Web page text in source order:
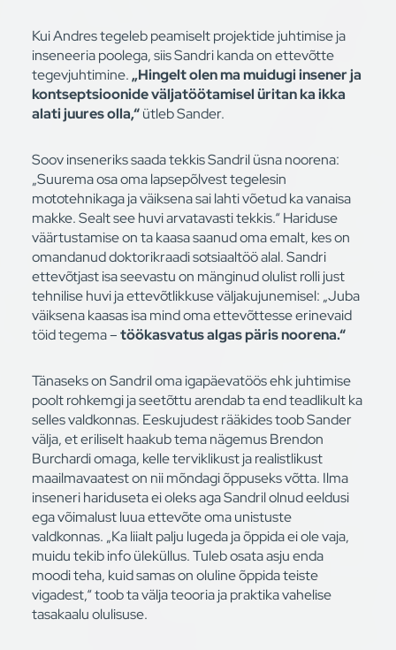
Kui Andres tegeleb peamiselt projektide juhtimise ja
inseneeria poolega, siis Sandri kanda on ettevõtte
tegevjuhtimine.„Hingelt olen ma muidugi insener ja
kontseptsioonide väljatöötamisel üritan ka ikka
alati juures olla,“ütleb Sander.
Soov inseneriks saada tekkis Sandril üsna noorena:
„Suurema osa oma lapsepõlvest tegelesin
mototehnikaga ja väiksena sai lahti võetud ka vanaisa
makke. Sealt see huvi arvatavasti tekkis.“ Hariduse
väärtustamise on ta kaasa saanud oma emalt, kes on
omandanud doktorikraadi sotsiaaltöö alal. Sandri
ettevõtjast isa seevastu on mänginud olulist rolli just
tehnilise huvi ja ettevõtlikkuse väljakujunemisel: „Juba
väiksena kaasas isa mind oma ettevõttesse erinevaid
töid tegema –töökasvatus algas päris noorena.“
Tänaseks on Sandril oma igapäevatöös ehk juhtimise
poolt rohkemgi ja seetõttu arendab ta end teadlikult ka
selles valdkonnas. Eeskujudest rääkides toob Sander
välja, et eriliselt haakub tema nägemus Brendon
Burchardi omaga, kelle terviklikust ja realistlikust
maailmavaatest on nii mõndagi õppuseks võtta. Ilma
inseneri hariduseta ei oleks aga Sandril olnud eeldusi
ega võimalust luua ettevõte oma unistuste
valdkonnas. „Ka liialt palju lugeda ja õppida ei ole vaja,
muidu tekib info üleküllus. Tuleb osata asju enda
moodi teha, kuid samas on oluline õppida teiste
vigadest,“ toob ta välja teooria ja praktika vahelise
tasakaalu olulisuse.